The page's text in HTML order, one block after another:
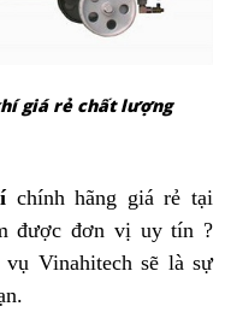
giá rẻ chất lượng
chính hãng giá rẻ tại
được đơn vị uy tín ?
Vinahitech sẽ là sự